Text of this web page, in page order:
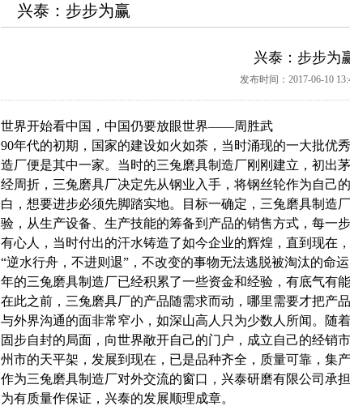
兴泰：步步为赢
兴泰：步步为
发布时间：2017-06-10
世界开始看中国，中国仍要放眼世界——周胜武
90年代的初期，国家的建设如火如荼，当时涌现的一大批优
造厂便是其中一家。当时的三兔磨具制造厂刚刚建立，初出
经周折，三兔磨具厂决定先从钢业入手，将钢丝轮作为自己
白，想要进步必须先脚踏实地。目标一确定，三兔磨具制造
验，从生产设备、生产技能的筹备到产品的销售方式，每一
有心人，当时付出的汗水铸造了如今企业的辉煌，直到现在
“逆水行舟，不进则退”，不改变的事物无法逃脱被淘汰的命
年的三兔磨具制造厂已经积累了一些资金和经验，有底气有
在此之前，三兔磨具厂的产品随需求而动，哪里需要才把产
与外界沟通的面非常窄小，如深山高人只为少数人所闻。随
固步自封的局面，向世界敞开自己的门户，成立自己的经销
州市的天平架，发展到现在，已是品种齐全，质量可靠，集
作为三兔磨具制造厂对外交流的窗口，兴泰研磨有限公司承
为有质量作保证，兴泰的发展顺理成章。